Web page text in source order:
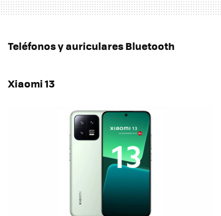
Teléfonos y auriculares Bluetooth
Xiaomi 13